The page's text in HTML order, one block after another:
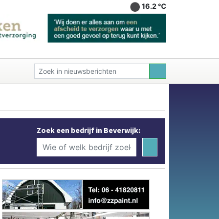
16.2 ℃
Zoek een bedrijf in Beverwijk: